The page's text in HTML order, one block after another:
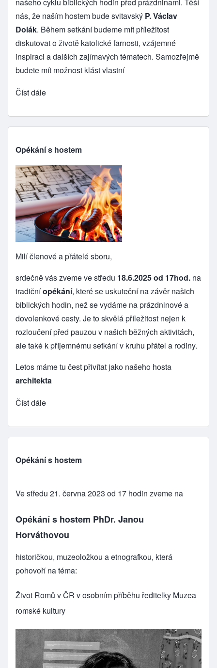
nás, že naším hostem bude svitavský P. Václav
Dolák. Během setkání budeme mít příležitost
diskutovat o životě katolické farnosti, vzájemné
inspiraci a dalších zajímavých tématech. Samozřejmě
budete mít možnost klást vlastní
Číst dále
Opékání s hostem
Milí členové a přátelé sboru,
srdečně vás zveme ve středu 18.6.2025 od 17hod. na
tradičníopékání, které se uskuteční na závěr našich
biblických hodin, než se vydáme na prázdninové a
dovolenkové cesty. Je to skvělá příležitost nejen k
rozloučení před pauzou v našich běžných aktivitách,
ale také k příjemnému setkání v kruhu přátel a rodiny.
Letos máme tu čest přivítat jako našeho hosta
architekta
Číst dále
Opékání s hostem
Ve středu 21. června 2023 od 17 hodin zveme na
Opékání s hostem PhDr. Janou
Horváthovou
historičkou, muzeoložkou a etnografkou, která
pohovoří na téma:
Život Romů v ČR v osobním příběhu ředitelky Muzea
romské kultury